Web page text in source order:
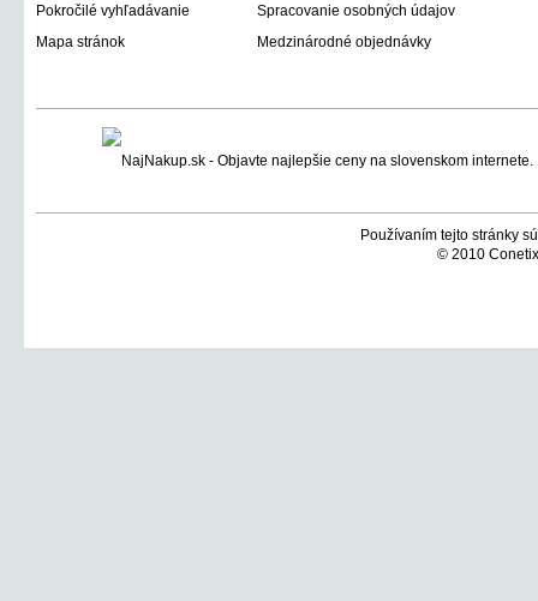
Pokročilé vyhľadávanie
Spracovanie osobných údajov
Mapa stránok
Medzinárodné objednávky
Používaním tejto stránky
© 2010